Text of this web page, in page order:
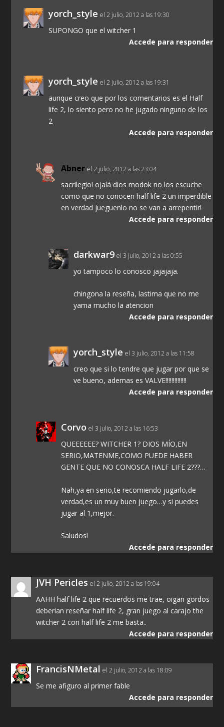
yorch_style el 2 julio, 2012 a las 19:30
SUPONGO que el witcher 1
Accede para responder
yorch_style el 2 julio, 2012 a las 19:31
aunque creo que por los comentarios es el Half
life 2, lo siento pero no he jugado ninguno de los
2
Accede para responder
Abner el 2 julio, 2012 a las 23:04
sacrilegio! ojalá dios modok no los escuche
como que no conocen half life 2 un imperdible
en verdad jueguenlo no se van a arrepentir!
Accede para responder
darkwar9 el 3 julio, 2012 a las 0:55
yo tampoco lo conosco jajajaja.
chingona la reseña, lastima que no me
yama mucho la atencion
Accede para responder
yorch_style el 3 julio, 2012 a las 11:58
creo que si lo tendre que jugar por que se
ve bueno, ademas es VALVE!!!!!!!!!!!!!!
Accede para responder
Corvo el 3 julio, 2012 a las 16:53
QUEEEEEE? WITCHER 1? DIOS MÍO,EN
SERIO,MATENME,COMO PUEDE HABER
GENTE QUE NO CONOSCA HALF LIFE 2???…
Nah,ya en serio,te recomiendo jugarlo,de
verdad,es un muy buen juego…y si puedes
jugar al 1,mejor.
Saludos!
Accede para responder
JVH Pericles el 2 julio, 2012 a las 19:04
AAHH half life 2 que recuerdos me trae, oigan gordos
deberian reseñar half life 2, gran juego al carajo the
witcher 2 con half life 2 me basta..
Accede para responder
FrancisNMetal el 2 julio, 2012 a las 18:09
Se me afiguro al primer fable
Accede para responder